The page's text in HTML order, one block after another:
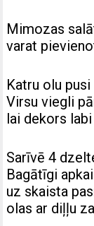
Mimozas
varat
Katru olu
Virsu viegli
lai dekors
Sarīvē 4
Bagātīgi
uz skaista
olas ar diļļu